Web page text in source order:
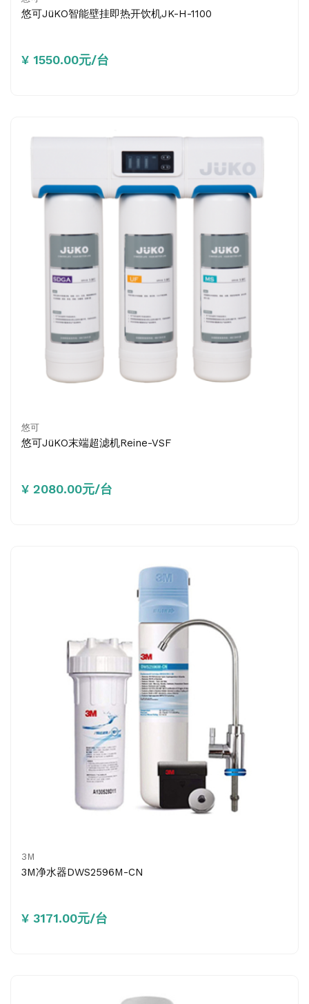
悠可JüKO智能壁挂即热开饮机JK-H-1100
¥ 1550.00元/台
悠可
悠可JüKO末端超滤机Reine-VSF
¥ 2080.00元/台
3M
3M净水器DWS2596M-CN
¥ 3171.00元/台